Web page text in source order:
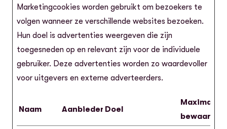
Marketingcookies worden gebruikt om bezoekers te
volgen wanneer ze verschillende websites bezoeken.
Hun doel is advertenties weergeven die zijn
toegesneden op en relevant zijn voor de individuele
gebruiker. Deze advertenties worden zo waardevoller
voor uitgevers en externe adverteerders.
Naam Aanbieder Doel
Maximale